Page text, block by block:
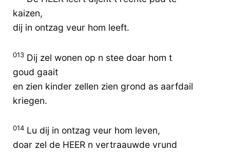
kaizen,
dij in ontzag veur hom leeft.
013 Dij zel wonen op n stee doar hom t
goud gaait
en zien kinder zellen zien grond as aarfdail
kriegen.
014 Lu dij in ontzag veur hom leven,
doar zel de HEER n vertraauwde vrund